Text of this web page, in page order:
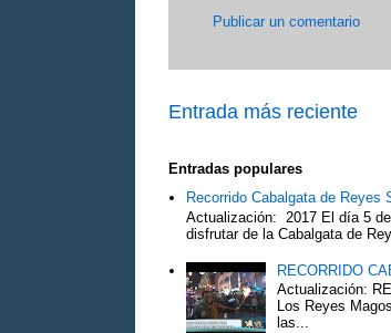
Publicar un comentario
Entrada más reciente
Entradas populares
Recorrido Cabalgata de Reyes
Actualización: 2017 El día 5
disfrutar de la Cabalgata de
RECORRIDO
Actualización:
Los Reyes
las...